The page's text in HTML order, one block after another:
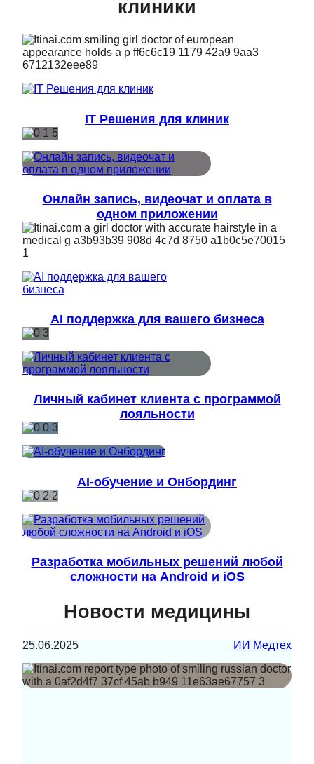
клиники
IT Решения для клиник
Онлайн запись, видеочат и оплата в
одном приложении
AI поддержка для вашего бизнеса
Личный кабинет клиента с программой
лояльности
AI-обучение и Онбординг
Разработка мобильных решений любой
сложности на Android и iOS
Новости медицины
25.06.2025 ИИ Медтех